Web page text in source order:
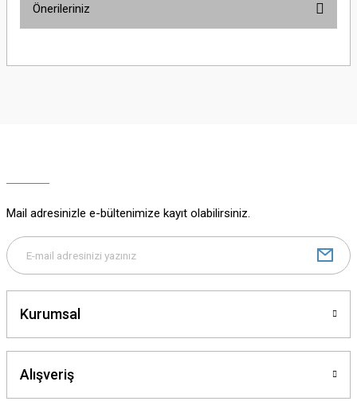
Önerileriniz
yetersiz gördüğünüz noktaları öneri formunu kullanarak tarafımıza
Bu ürüne benzer farklı alternatifler olmalı.
Mail adresinizle e-bültenimize kayıt olabilirsiniz.
Kurumsal
Alışveriş